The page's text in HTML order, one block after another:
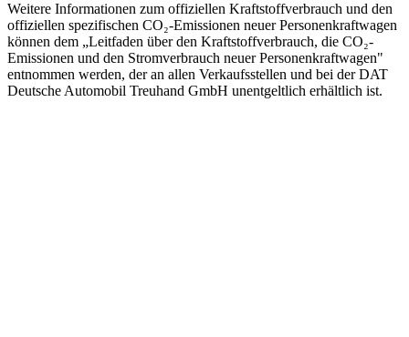
Weitere Informationen zum offiziellen Kraftstoffverbrauch und den
offiziellen spezifischen CO₂-Emissionen neuer Personenkraftwagen
können dem „Leitfaden über den Kraftstoffverbrauch, die CO₂-
Emissionen und den Stromverbrauch neuer Personenkraftwagen"
entnommen werden, der an allen Verkaufsstellen und bei der DAT
Deutsche Automobil Treuhand GmbH unentgeltlich erhältlich ist.